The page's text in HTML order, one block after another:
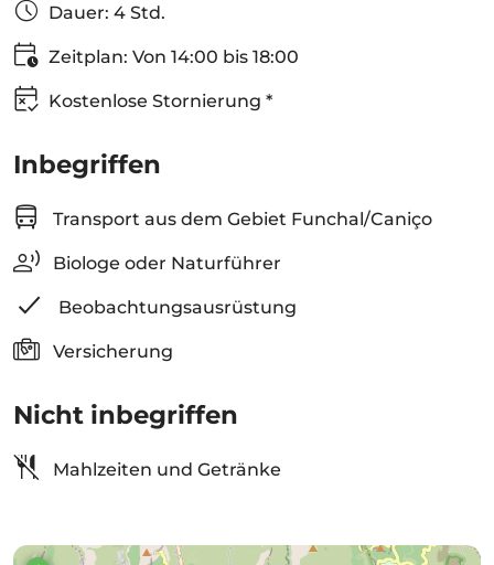
Dauer: 4 Std.
Zeitplan: Von 14:00 bis 18:00
Kostenlose Stornierung *
Inbegriffen
Transport aus dem Gebiet Funchal/Caniço
Biologe oder Naturführer
Beobachtungsausrüstung
Versicherung
Nicht inbegriffen
Mahlzeiten und Getränke